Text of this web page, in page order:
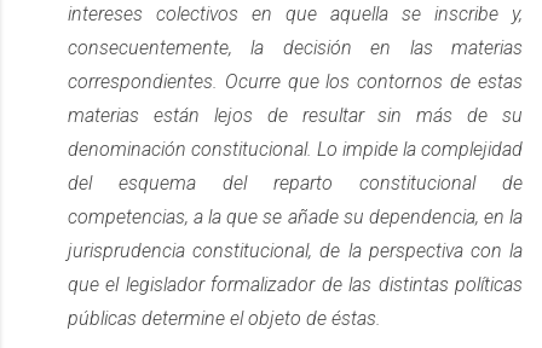
intereses colectivos en que aquella se inscribe y,
consecuentemente, la decisión en las materias
correspondientes. Ocurre que los contornos de estas
materias están lejos de resultar sin más de su
denominación constitucional. Lo impide la complejidad
del esquema del reparto constitucional de
competencias, a la que se añade su dependencia, en la
jurisprudencia constitucional, de la perspectiva con la
que el legislador formalizador de las distintas políticas
públicas determine el objeto de éstas.